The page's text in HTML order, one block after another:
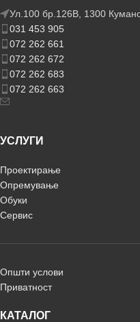
Ул.100 бр.126В, 1300
031 453 905
072 262 661
072 262 672
072 262 683
072 262 663
УСЛУГИ
Проектирање
Опремување
Обуки
Сервис
Општи услови
Приватност
КАТАЛОГ